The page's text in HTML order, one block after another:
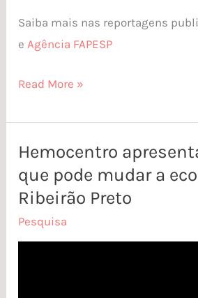
Saiba mais nas reportagens
eAgência FAPESP
Read More »
Hemocentro
que pode mudar a
Ribeirão Preto
Pesquisa
Hemocentro
apresenta
projeto
que